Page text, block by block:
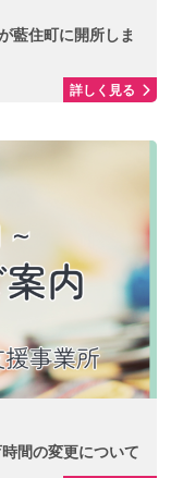
藍住町に開所しま
詳しく見る
間の変更について